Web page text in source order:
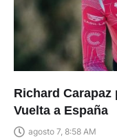
Richard
Vuelta a España
agosto 7, 8:58 AM